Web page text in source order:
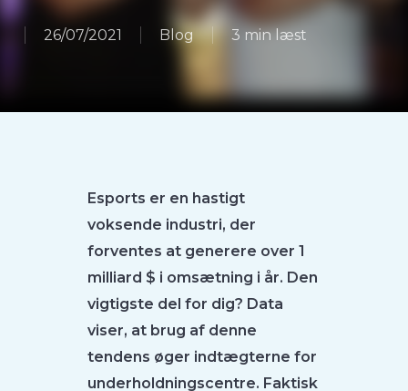
26/07/2021 Blog 3 min læst
Esports er en hastigt
voksende industri, der
forventes at generere over 1
milliard $ i omsætning i år. Den
vigtigste del for dig? Data
viser, at brug af denne
tendens øger indtægterne for
underholdningscentre. Faktisk